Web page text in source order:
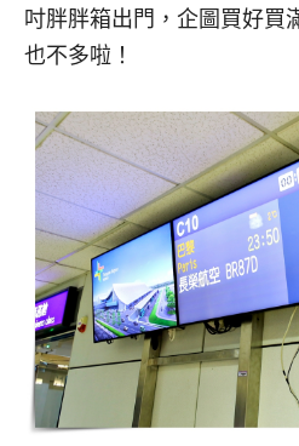
吋胖胖箱出門，企圖買好買
也不多啦！